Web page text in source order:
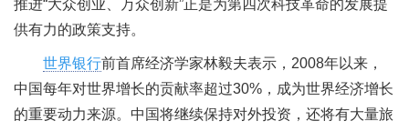
推进“大众创业、万众创新”正是为第四次科技革命的发展提
供有力的政策支持。
世界银行前首席经济学家林毅夫表示，2008年以来，
中国每年对世界增长的贡献率超过30%，成为世界经济增长
的重要动力来源。中国将继续保持对外投资，还将有大量旅